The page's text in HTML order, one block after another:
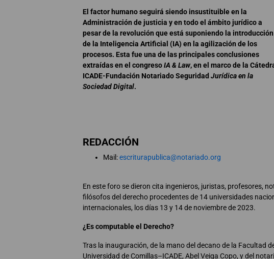
El factor humano seguirá siendo insustituible en la
Administración de justicia y en todo el ámbito jurídico a
pesar de la revolución que está suponiendo la introducción
de la Inteligencia Artificial (IA) en la agilización de los
procesos. Esta fue una de las principales conclusiones
extraídas en el congresoIA & Law, en el marco de la
ICADE-Fundación Notariado Seguridad Jurídica en la
Sociedad Digital.
REDACCIÓN
Mail:escriturapublica@notariado.org
En este foro se dieron cita ingenieros, juristas, profesores,
filósofos del derecho procedentes de 14 universidades
internacionales, los días 13 y 14 de noviembre de 2023.
¿Es computable el Derecho?
Tras la inauguración, de la mano del decano de la Facultad
Universidad de Comillas–ICADE, Abel Veiga Copo, y del